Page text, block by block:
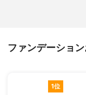
ファンデーショ
1位